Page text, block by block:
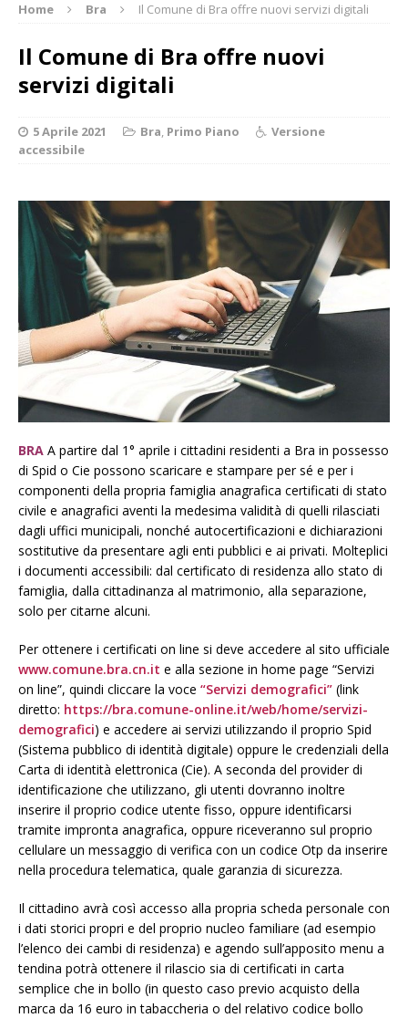
Home Bra Il Comune di Bra offre nuovi servizi digitali
Il Comune di Bra offre nuovi
servizi digitali
5 Aprile 2021 Bra, Primo Piano
Versione
accessibile
BRA A partire dal 1° aprile i cittadini residenti a Bra in possesso
di Spid o Cie possono scaricare e stampare per sé e per i
componenti della propria famiglia anagrafica certificati di stato
civile e anagrafici aventi la medesima validità di quelli rilasciati
dagli uffici municipali, nonché autocertificazioni e dichiarazioni
sostitutive da presentare agli enti pubblici e ai privati. Molteplici
i documenti accessibili: dal certificato di residenza allo stato di
famiglia, dalla cittadinanza al matrimonio, alla separazione,
solo per citarne alcuni.
Per ottenere i certificati on line si deve accedere al sito ufficiale
www.comune.bra.cn.it e alla sezione in home page “Servizi
on line”, quindi cliccare la voce “Servizi demografici” (link
diretto: https://bra.comune-online.it/web/home/servizi-
demografici) e accedere ai servizi utilizzando il proprio Spid
(Sistema pubblico di identità digitale) oppure le credenziali della
Carta di identità elettronica (Cie). A seconda del provider di
identificazione che utilizzano, gli utenti dovranno inoltre
inserire il proprio codice utente fisso, oppure identificarsi
tramite impronta anagrafica, oppure riceveranno sul proprio
cellulare un messaggio di verifica con un codice Otp da inserire
nella procedura telematica, quale garanzia di sicurezza.
Il cittadino avrà così accesso alla propria scheda personale con
i dati storici propri e del proprio nucleo familiare (ad esempio
l’elenco dei cambi di residenza) e agendo sull’apposito menu a
tendina potrà ottenere il rilascio sia di certificati in carta
semplice che in bollo (in questo caso previo acquisto della
marca da 16 euro in tabaccheria o del relativo codice bollo